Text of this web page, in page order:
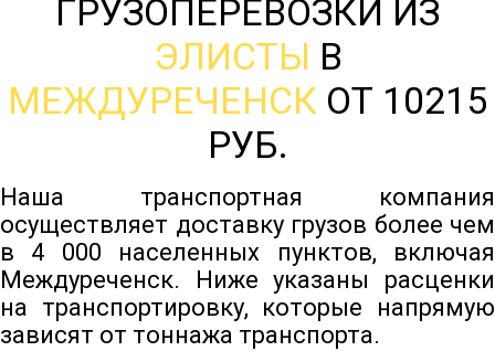
ГРУЗОПЕРЕВОЗКИ ИЗ
ЭЛИСТЫ В
МЕЖДУРЕЧЕНСК ОТ 10215
РУБ.
Наша транспортная компания
осуществляет доставку грузов более чем
в 4 000 населенных пунктов, включая
Междуреченск. Ниже указаны расценки
на транспортировку, которые напрямую
зависят от тоннажа транспорта.